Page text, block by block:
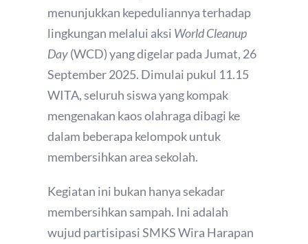
menunjukkan kepeduliannya terhadap
lingkungan melalui aksi World Cleanup
Day(WCD) yang digelar pada Jumat, 26
September 2025. Dimulai pukul 11.15
WITA, seluruh siswa yang kompak
mengenakan kaos olahraga dibagi ke
dalam beberapa kelompok untuk
membersihkan area sekolah.
Kegiatan ini bukan hanya sekadar
membersihkan sampah. Ini adalah
wujud partisipasi SMKS Wira Harapan